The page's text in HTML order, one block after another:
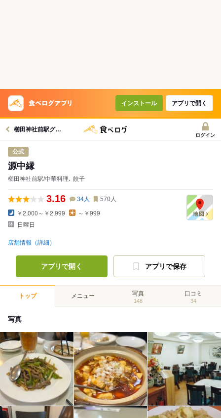
インストール アプリで開く
櫛田神社前駅グルメへ
ログイン
公式
源中縁
櫛田神社前駅/中華料理､ 餃子
3.16 34人 570人
￥2,000～￥2,999
～￥999
日曜日
店舗情報（詳細）
アプリで開く アプリで保存
トップ メニュー 写真
148
口コミ
34
写真